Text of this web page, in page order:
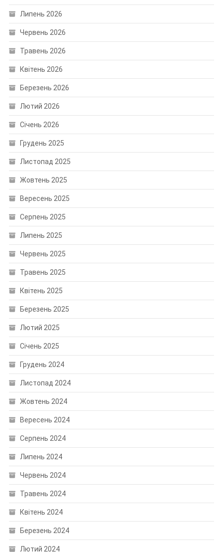
Липень 2026
Червень 2026
Травень 2026
Квітень 2026
Березень 2026
Лютий 2026
Січень 2026
Грудень 2025
Листопад 2025
Жовтень 2025
Вересень 2025
Серпень 2025
Липень 2025
Червень 2025
Травень 2025
Квітень 2025
Березень 2025
Лютий 2025
Січень 2025
Грудень 2024
Листопад 2024
Жовтень 2024
Вересень 2024
Серпень 2024
Липень 2024
Червень 2024
Травень 2024
Квітень 2024
Березень 2024
Лютий 2024